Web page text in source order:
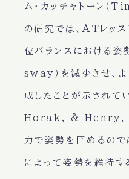
ム・カッチャトーレ
の研究では、ATレッ
位バランスにおける
sway）を減少させ、
成したことが示され
Horak, & Henry,
力で姿勢を固めるので
によって姿勢を維持す